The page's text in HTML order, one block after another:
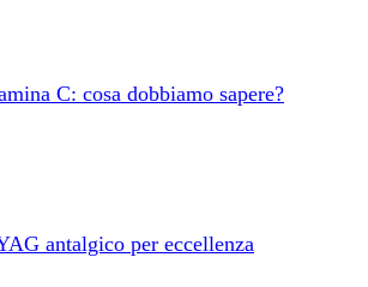
C: cosa dobbiamo sapere?
antalgico per eccellenza